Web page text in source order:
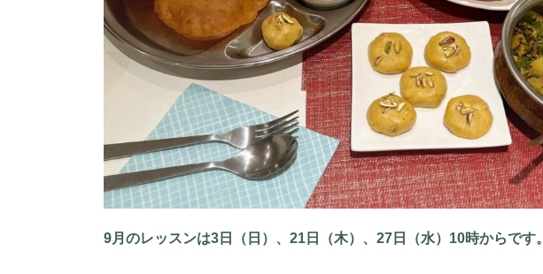
9月のレッスンは3日（日）、21日（木）、27日（水）10時からです。